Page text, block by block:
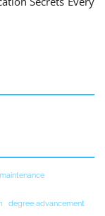
degree advancement